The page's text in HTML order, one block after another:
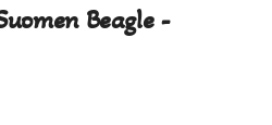
Beagle -